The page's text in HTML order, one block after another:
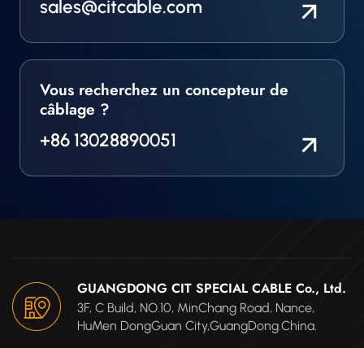
sales@citcable.com
Vous recherchez un concepteur de
câblage ?
+86 13028890051
GUANGDONG CIT SPECIAL CABLE Co., Ltd.
3F, C Build, NO.10, MinChang Road, Nance,
HuMen DongGuan City,GuangDong.China.